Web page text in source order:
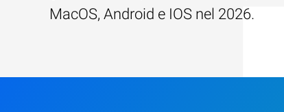
MacOS, Android e IOS nel 2026.